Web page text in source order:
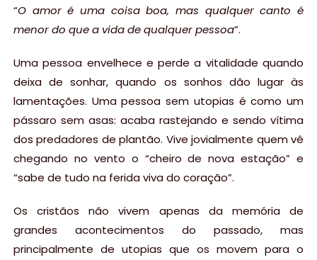
“O amor é uma coisa boa, mas qualquer canto é
menor do que a vida de qualquer pessoa”.
Uma pessoa envelhece e perde a vitalidade quando
deixa de sonhar, quando os sonhos dão lugar às
lamentações. Uma pessoa sem utopias é como um
pássaro sem asas: acaba rastejando e sendo vítima
dos predadores de plantão. Vive jovialmente quem vê
chegando no vento o “cheiro de nova estação” e
“sabe de tudo na ferida viva do coração”.
Os cristãos não vivem apenas da memória de
grandes acontecimentos do passado, mas
principalmente de utopias que os movem para o